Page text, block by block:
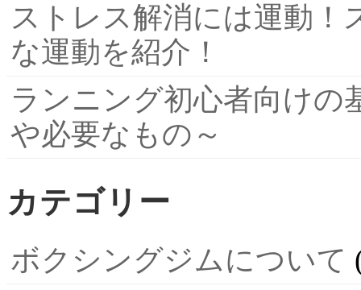
ストレス解消には運動！
な運動を紹介！
ランニング初心者向けの
や必要なもの～
カテゴリー
ボクシングジムについて